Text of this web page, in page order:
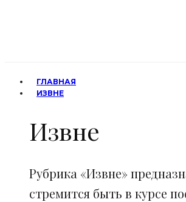
ГЛАВНАЯ
ИЗВНЕ
Извне
Рубрика «Извне»
стремится быть в курсе